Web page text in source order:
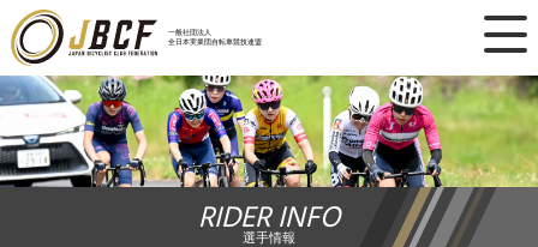
一般社団法人
全日本実業団自転車競技連盟
×
ニュース
レース日程
ランキング
RIDER INFO
選手情報